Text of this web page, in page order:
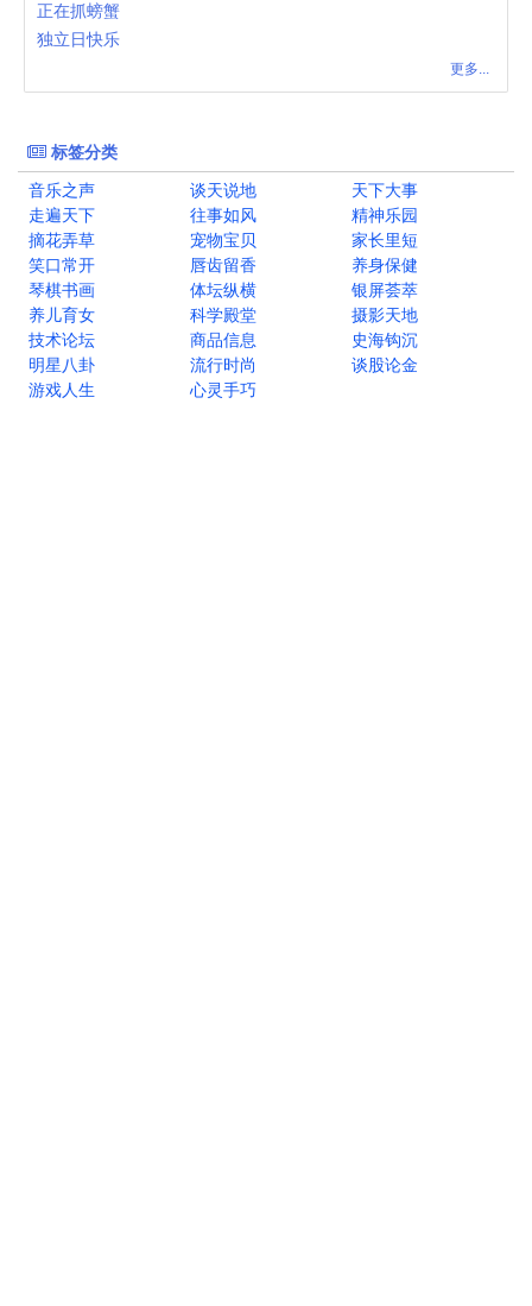
正在抓螃蟹
独立日快乐
更多...
标签分类
音乐之声
谈天说地
天下大事
走遍天下
往事如风
精神乐园
摘花弄草
宠物宝贝
家长里短
笑口常开
唇齿留香
养身保健
琴棋书画
体坛纵横
银屏荟萃
养儿育女
科学殿堂
摄影天地
技术论坛
商品信息
史海钩沉
明星八卦
流行时尚
谈股论金
游戏人生
心灵手巧